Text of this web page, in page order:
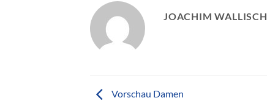
JOACHIM WALLISCH
Vorschau Damen